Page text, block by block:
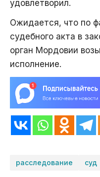
удовлетворил.
Ожидается, что по
судебного акта в
орган Мордовии
исполнение.
расследование суд